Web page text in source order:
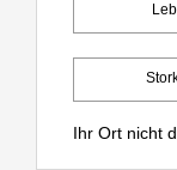
Ihr Ort nicht